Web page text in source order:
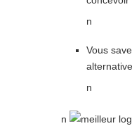
n
Vous
n
n